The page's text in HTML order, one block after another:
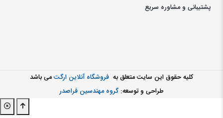
پشتیبانی و مشاوره سریع
کليه حقوق اين سايت متعلق به فروشگاه آنلاین ارگتمی باشد
طراحی و توسعه: گروه مهندسین فراصدر